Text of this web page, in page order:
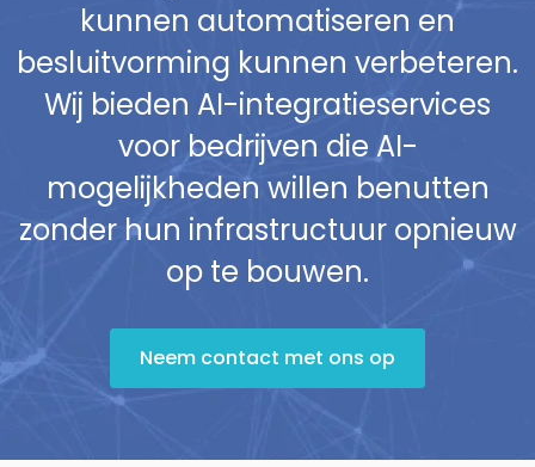
kunnen automatiseren en
besluitvorming kunnen verbeteren.
Wij bieden AI-integratieservices
voor bedrijven die AI-
mogelijkheden willen benutten
zonder hun infrastructuur opnieuw
op te bouwen.
Neem contact met ons op